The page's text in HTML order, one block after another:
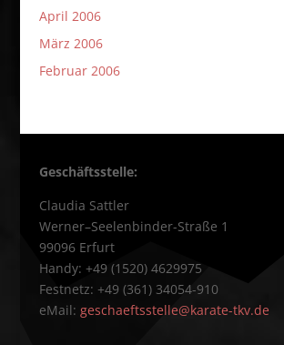
April 2006
März 2006
Februar 2006
Geschäftsstelle:
Claudia Sattler
Werner–Seelenbinder-Straße 1
99096 Erfurt
Handy: +49 (1520) 4629975
Festnetz: +49 (361) 34054-910
eMail: geschaeftsstelle@karate-tkv.de